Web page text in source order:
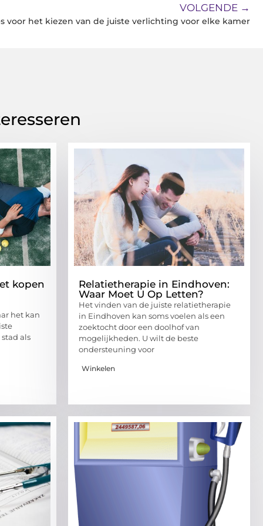
VOLGENDE →
voor het kiezen van de juiste verlichting voor elke kamer
kopen
het kan
als
Relatietherapie in Eindhoven:
Waar Moet U Op Letten?
Het vinden van de juiste relatietherapie
in Eindhoven kan soms voelen als een
zoektocht door een doolhof van
mogelijkheden. U wilt de beste
ondersteuning voor
Winkelen